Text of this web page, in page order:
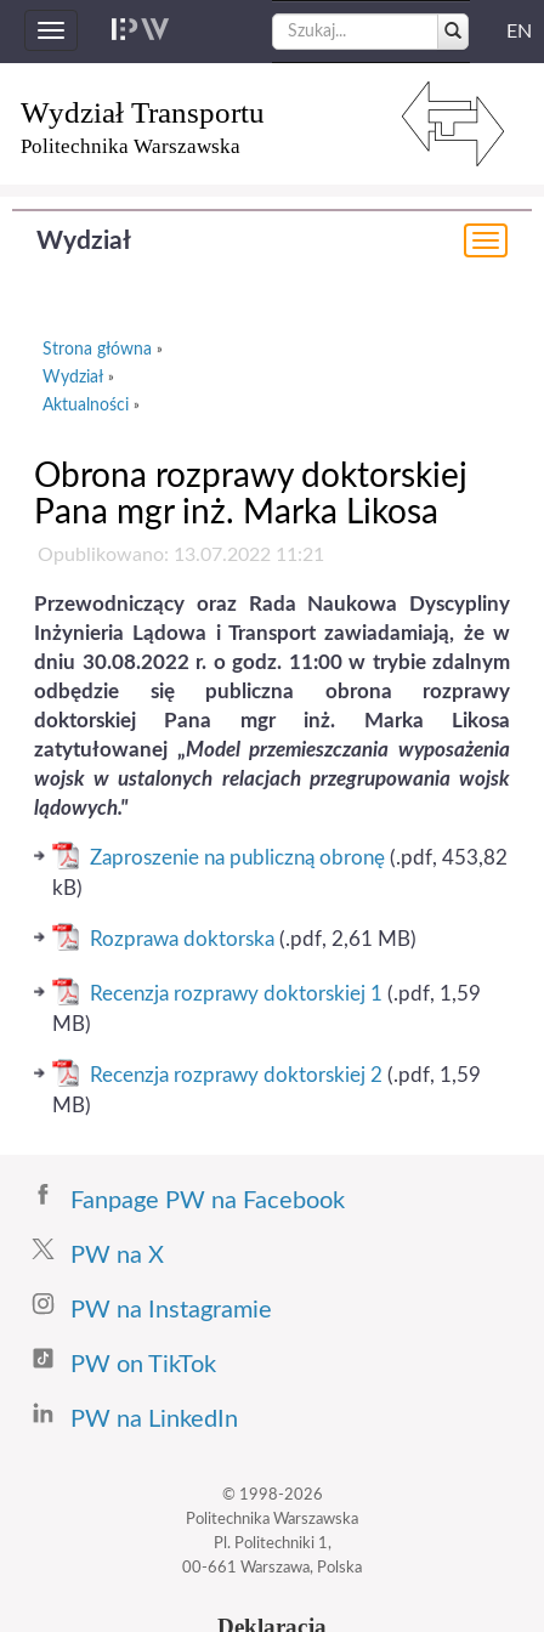
Toggle
navigation
EN
Wydział Transportu
Politechnika Warszawska
Wydział
Strona główna »
Wydział »
Aktualności »
Obrona rozprawy doktorskiej
Pana mgr inż. Marka Likosa
Opublikowano: 13.07.2022 11:21
Przewodniczący oraz Rada Naukowa Dyscypliny
Inżynieria Lądowa i Transport zawiadamiają, że w
dniu 30.08.2022 r. o godz. 11:00 w trybie zdalnym
odbędzie się publiczna obrona rozprawy
doktorskiej Pana mgr inż. Marka Likosa
zatytułowanej „Model przemieszczania wyposażenia
wojsk w ustalonych relacjach przegrupowania wojsk
lądowych."
Zaproszenie na publiczną obronę(.pdf, 453,82
kB)
Rozprawa doktorska(.pdf, 2,61 MB)
Recenzja rozprawy doktorskiej 1 (.pdf, 1,59
MB)
Recenzja rozprawy doktorskiej 2 (.pdf, 1,59
MB)
Fanpage PW na Facebook
PW na X
PW na Instagramie
PW on TikTok
PW na LinkedIn
© 1998-2026
Politechnika Warszawska
Pl. Politechniki 1,
00-661 Warszawa, Polska
Deklaracja